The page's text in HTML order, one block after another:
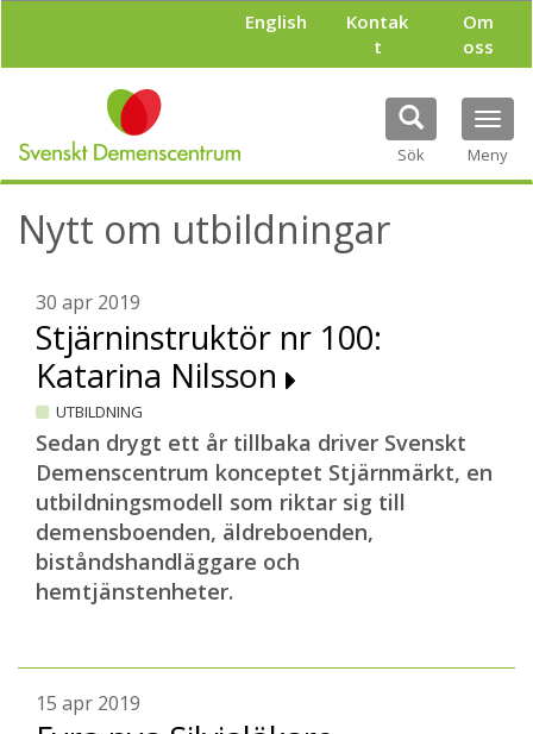
l
English
Kontak
t
Om
oss
Sök Meny
Nytt om utbildningar
30 apr 2019
Stjärninstruktör nr 100:
Katarina Nilsson
UTBILDNING
Sedan drygt ett år tillbaka driver Svenskt
Demenscentrum konceptet Stjärnmärkt, en
utbildningsmodell som riktar sig till
demensboenden, äldreboenden,
biståndshandläggare och
hemtjänstenheter.
15 apr 2019